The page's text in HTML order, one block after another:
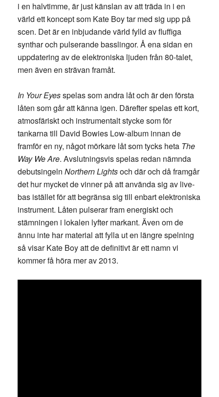
i en halvtimme, är just känslan av att träda in i en
värld ett koncept som Kate Boy tar med sig upp på
scen. Det är en inbjudande värld fylld av fluffiga
synthar och pulserande basslingor. Å ena sidan en
uppdatering av de elektroniska ljuden från 80-talet,
men även en strävan framåt.
In Your Eyesspelas som andra låt och är den första
låten som går att känna igen. Därefter spelas ett kort,
atmosfäriskt och instrumentalt stycke som för
tankarna till David Bowies Low-album innan de
framför en ny, något mörkare låt som tycks heta The
Way We Are. Avslutningsvis spelas redan nämnda
debutsingeln Northern Lightsoch där och då framgår
det hur mycket de vinner på att använda sig av live-
bas istället för att begränsa sig till enbart elektroniska
instrument. Låten pulserar fram energiskt och
stämningen i lokalen lyfter markant. Även om de
ännu inte har material att fylla ut en längre spelning
så visar Kate Boy att de definitivt är ett namn vi
kommer få höra mer av 2013.